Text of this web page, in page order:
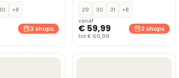
+8
3 shops
29 30 31
+8
vanaf
€ 59,99
tot € 69,99
3 shops